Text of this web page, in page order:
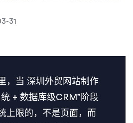
31
，当 深圳外贸网站制作​
+ 数据库级CRM”阶段
上限的，不是页面，而